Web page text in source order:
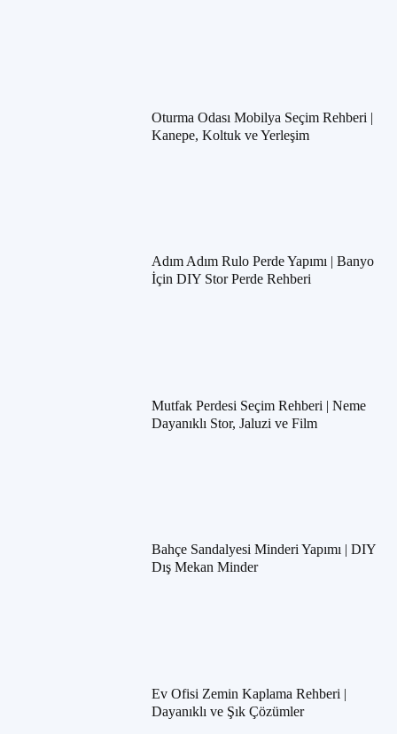
Oturma Odası Mobilya Seçim Rehberi |
Kanepe, Koltuk ve Yerleşim
Adım Adım Rulo Perde Yapımı | Banyo
İçin DIY Stor Perde Rehberi
Mutfak Perdesi Seçim Rehberi | Neme
Dayanıklı Stor, Jaluzi ve Film
Bahçe Sandalyesi Minderi Yapımı | DIY
Dış Mekan Minder
Ev Ofisi Zemin Kaplama Rehberi |
Dayanıklı ve Şık Çözümler